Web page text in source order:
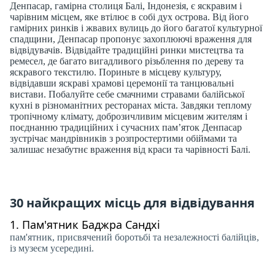
Денпасар, гамірна столиця Балі, Індонезія, є яскравим і
чарівним місцем, яке втілює в собі дух острова. Від його
гамірних ринків і жвавих вулиць до його багатої культурної
спадщини, Денпасар пропонує захоплюючі враження для
відвідувачів. Відвідайте традиційні ринки мистецтва та
ремесел, де багато вигадливого різьблення по дереву та
яскравого текстилю. Пориньте в місцеву культуру,
відвідавши яскраві храмові церемонії та танцювальні
вистави. Побалуйте себе смачними стравами балійської
кухні в різноманітних ресторанах міста. Завдяки теплому
тропічному клімату, доброзичливим місцевим жителям і
поєднанню традиційних і сучасних пам’яток Денпасар
зустрічає мандрівників з розпростертими обіймами та
залишає незабутнє враження від краси та чарівності Балі.
30 найкращих місць для відвідування
1. Пам'ятник Баджра Сандхі
пам'ятник, присвячений боротьбі та незалежності балійців,
із музеєм усередині.